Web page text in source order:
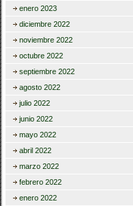
enero 2023
diciembre 2022
noviembre 2022
octubre 2022
septiembre 2022
agosto 2022
julio 2022
junio 2022
mayo 2022
abril 2022
marzo 2022
febrero 2022
enero 2022